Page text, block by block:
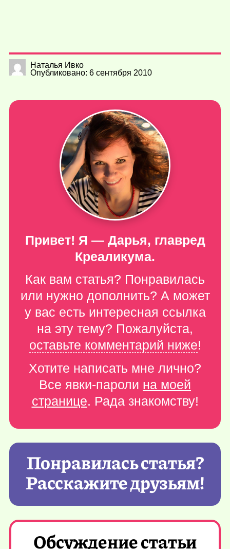
Наталья Ивко
Опубликовано: 6 сентября 2010
Привет! Я — Дарья, главред
Креаликума.
Как вам статья? Понравилась
или нужно дополнить? А может
у вас есть интересная ссылка
на эту тему? Пожалуйста,
оставьте комментарий ниже!
Хотите написать мне лично?
Все явки-пароли на моей
странице. Рада знакомству!
Понравилась статья?
Расскажите друзьям!
Обсуждение статьи